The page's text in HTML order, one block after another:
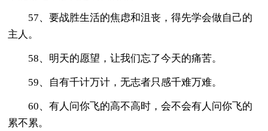
57、要战胜生活的焦虑和沮丧，得先学会做自己的
主人。
58、明天的愿望，让我们忘了今天的痛苦。
59、自有千计万计，无志者只感千难万难。
60、有人问你飞的高不高时，会不会有人问你飞的
累不累。